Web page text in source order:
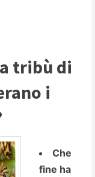
tribù di
i
Che
fine ha